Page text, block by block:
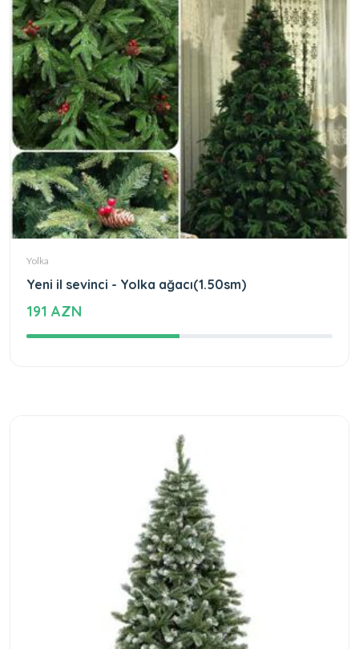
Yolka
Yeni il sevinci - Yolka ağacı(1.50sm)
191 AZN